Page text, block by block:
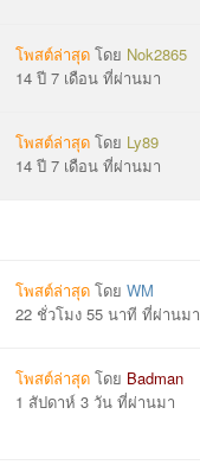
โพสต์ล่าสุด โดย Nok2865
14 ปี 7 เดือน ที่ผ่านมา
โพสต์ล่าสุด โดย Ly89
14 ปี 7 เดือน ที่ผ่านมา
โพสต์ล่าสุด โดยWM
22 ชั่วโมง 55 นาที ที่ผ่านมา
โพสต์ล่าสุด โดย Badman
1 สัปดาห์ 3 วัน ที่ผ่านมา